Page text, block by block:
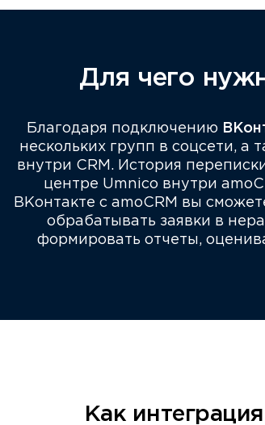
Для чего
Благодаря подключению
нескольких групп в соцсети, а
внутри CRM. История
центре Umnico внутри
ВКонтакте с amoCRM вы
обрабатывать заявки в
формировать отчеты,
Как